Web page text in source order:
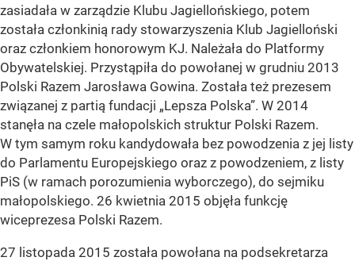
zasiadała w zarządzie Klubu Jagiellońskiego, potem
została członkinią rady stowarzyszenia Klub Jagielloński
oraz członkiem honorowym KJ. Należała do Platformy
Obywatelskiej. Przystąpiła do powołanej w grudniu 2013
Polski Razem Jarosława Gowina. Została też prezesem
związanej z partią fundacji „Lepsza Polska”. W 2014
stanęła na czele małopolskich struktur Polski Razem.
W tym samym roku kandydowała bez powodzenia z jej listy
do Parlamentu Europejskiego oraz z powodzeniem, z listy
PiS (w ramach porozumienia wyborczego), do sejmiku
małopolskiego. 26 kwietnia 2015 objęła funkcję
wiceprezesa Polski Razem.
27 listopada 2015 została powołana na podsekretarza